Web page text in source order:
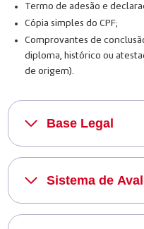
Termo de adesão e
Cópia simples do CPF;
Comprovantes de
diploma, histórico ou
de origem).
Base Legal
Sistema de